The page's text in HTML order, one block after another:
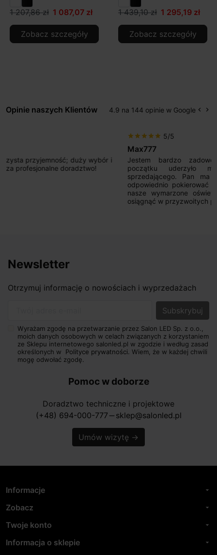
1 207,86 zł 1 087,07 zł
Zobacz szczegóły
1 439,10 zł 1 295,19 zł
Zobacz szczegóły
Opinie naszych Klientów 4.9 na 144 opinie w Google keyboard_arrow_left keyboard_arrow_right
Jestem bardzo zadowolony. Przede wszystkim od
początku uderzyło mnie profesjonalne podejście
sprzedającego. Pan ma duże doświadczenie i potrafi
odpowiednio pokierować i doradzić dzięki czemu mamy
nasze wymarzone oświetlenie. Dodatkowo udało się to
osiągnąć w przyzwoitych pieniądzach.
Newsletter
Otrzymuj informację o nowościach i wyprzedażach
Wyrażam zgodę na przetwarzanie przez Salon LED Sp. z o.o.,
moich danych osobowych w celach związanych z korzystaniem
ze Sklepu internetowego salonled.pl w zgodzie i według zasad
określonych w Polityce prywatności. Wiem, że w każdej chwili
mogę odwołać zgodę.
Pomoc w doborze
Doradztwo techniczne i projektowe
(+48) 694-000-777 horizontal_rule sklep@salonled.pl
Umów wizytę →
Informacje arrow_drop_down
Zobacz arrow_drop_down
Twoje konto arrow_drop_down
Informacja o sklepie arrow_drop_down